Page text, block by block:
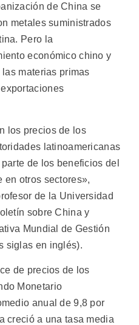
de China se
metales suministrados
Pero la
económico chino y
materias primas
los precios de los
latinoamericanas
de los beneficios del
otros sectores»,
de la Universidad
sobre China y
Mundial de Gestión
siglas en inglés).
de precios de los
Monetario
anual de 9,8 por
creció a una tasa media